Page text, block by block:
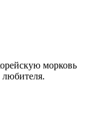
морковь
любителя.